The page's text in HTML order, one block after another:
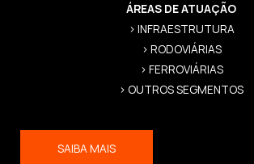
ÁREAS DE ATUAÇÃO
> INFRAESTRUTURA
> RODOVIÁRIAS
> FERROVIÁRIAS
> OUTROS SEGMENTOS
SAIBA MAIS